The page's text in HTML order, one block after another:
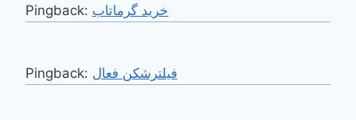
Pingback:
Pingback: فیلترشکن فعال